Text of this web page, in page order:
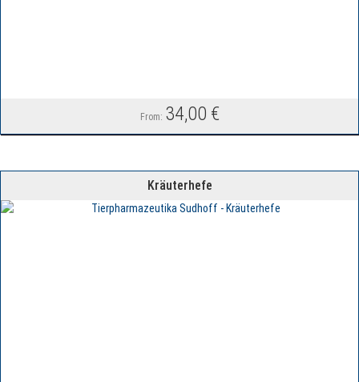
From: 34,00 €
Kräuterhefe